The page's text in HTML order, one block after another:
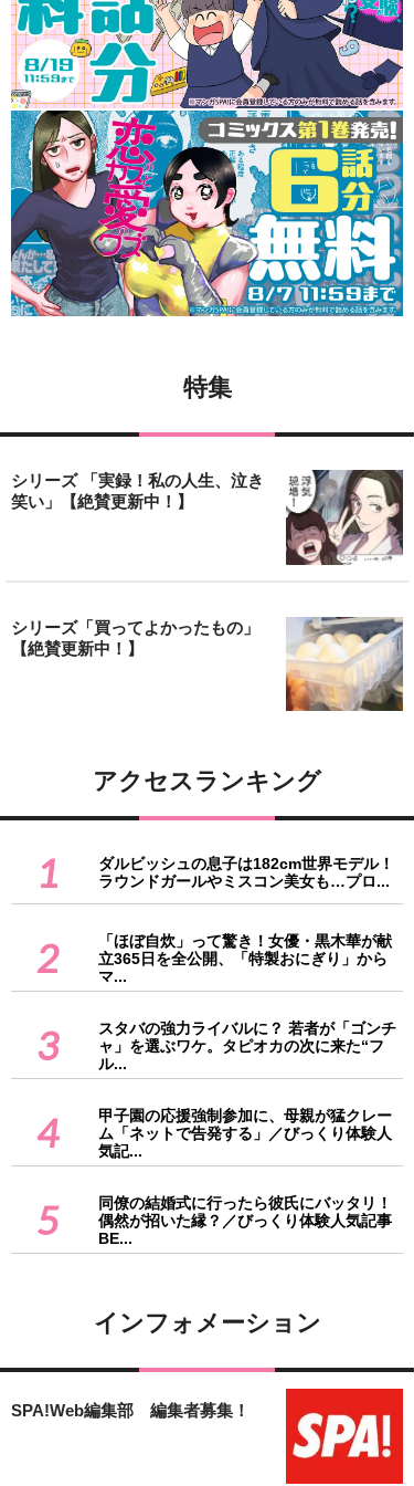
特集
シリーズ 「実録！私の人生、泣き
笑い」【絶賛更新中！】
シリーズ「買ってよかったもの」
【絶賛更新中！】
アクセスランキング
1
ダルビッシュの息子は182cm世界モデル！
ラウンドガールやミスコン美女も…プロ...
2
「ほぼ自炊」って驚き！女優・黒木華が献
立365日を全公開、「特製おにぎり」から
マ...
3
スタバの強力ライバルに？ 若者が「ゴンチ
ャ」を選ぶワケ。タピオカの次に来た“フ
ル...
4
甲子園の応援強制参加に、母親が猛クレー
ム「ネットで告発する」／びっくり体験人
気記...
5
同僚の結婚式に行ったら彼氏にバッタリ！
偶然が招いた縁？／びっくり体験人気記事
BE...
インフォメーション
SPA!Web編集部 編集者募集！